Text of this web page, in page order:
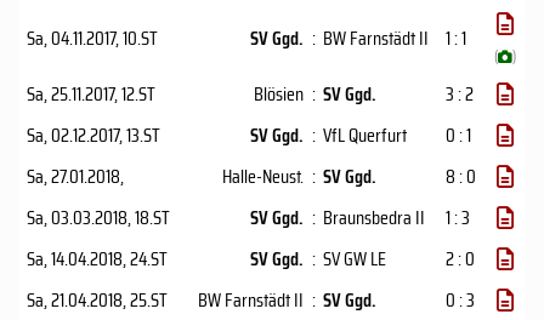
Sa, 04.11.2017, 10.ST SV Ggd. : BW Farnstädt II 1 : 1
( )
Sa, 25.11.2017, 12.ST Blösien : SV Ggd.
3 : 2
Sa, 02.12.2017, 13.ST SV Ggd. : VfL Querfurt
0 : 1
Sa, 27.01.2018, Halle-Neust. : SV Ggd.
8 : 0
Sa, 03.03.2018, 18.ST SV Ggd. : Braunsbedra II
1 : 3
Sa, 14.04.2018, 24.ST SV Ggd. : SV GW LE
2 : 0
Sa, 21.04.2018, 25.ST BW Farnstädt II : SV Ggd.
0 : 3